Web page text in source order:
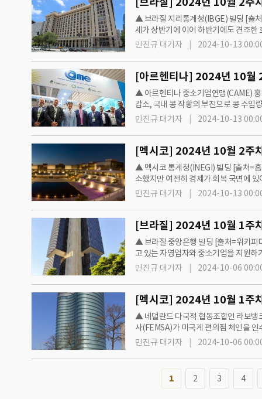
▲ 브라질 지리통계청(IBGE) 빌딩 [출
세가 상반기에 이어 하반기에도 견조
등했다고 밝혔다. 가뭄이 주요인이며
민진규 대기자 2024-10-13
▲ 아르헨티나 중소기업연맹(CAME)
감소, 국내 콩 작황의 부진으로 콩 수
액은 전년 동월 대비 5.2% 감소한 것
민진규 대기자 2024-10-13
▲ 멕시코 통계청(INEGI) 빌딩 [출처=
소했지만 여전히 경제가 회복 국면에
년 9월 판매된 자동차 대수는 11만
민진규 대기자 2024-10-13
▲ 브라질 중앙은행 빌딩 [출처=위키피
고 있는 자영업자와 중소기업을 지원하
내지 않는 다국적 기업을 규제할 수 있
민진규 대기자 2024-10-06
▲ 네덜란드 다국적 협동조합인 라보
사(FEMSA)가 미국계 편의점 체인을
2024년 10월1일 델렉 유에스 홀딩스
민진규 대기자 2024-10-06
1 2 3 4